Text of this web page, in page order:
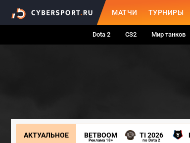
МАТЧИ ТУРНИРЫ
Dota 2 CS2 Мир танков
АКТУАЛЬНОЕ BETBOOM
Реклама 18+
TI 2026
по Dota 2